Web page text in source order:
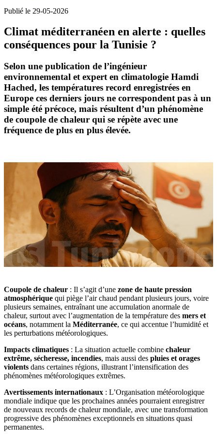
Publié le 29-05-2026
Climat méditerranéen en alerte : quelles
conséquences pour la Tunisie ?
Selon une publication de l’ingénieur
environnemental et expert en climatologie Hamdi
Hached, les températures record enregistrées en
Europe ces derniers jours ne correspondent pas à un
simple été précoce, mais résultent d’un phénomène
de coupole de chaleur qui se répète avec une
fréquence de plus en plus élevée.
Coupole de chaleur : Il s’agit d’une zone de haute pression
atmosphérique qui piège l’air chaud pendant plusieurs jours, voire
plusieurs semaines, entraînant une accumulation anormale de
chaleur, surtout avec l’augmentation de la température des mers et
océans, notamment la Méditerranée, ce qui accentue l’humidité et
les perturbations météorologiques.
Impacts climatiques : La situation actuelle combine chaleur
extrême, sécheresse, incendies, mais aussi des pluies et orages
violents dans certaines régions, illustrant l’intensification des
phénomènes météorologiques extrêmes.
Avertissements internationaux : L’Organisation météorologique
mondiale indique que les prochaines années pourraient enregistrer
de nouveaux records de chaleur mondiale, avec une transformation
progressive des phénomènes exceptionnels en situations quasi
permanentes.